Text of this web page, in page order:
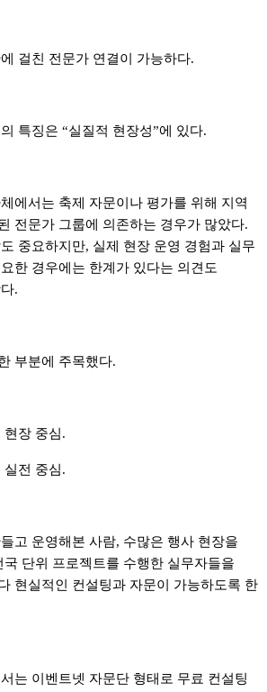
걸친 전문가 연결이 가능하다.
특징은 “실질적 현장성”에 있다.
에서는 축제 자문이나 평가를 위해 지역
전문가 그룹에 의존하는 경우가 많았다.
중요하지만, 실제 현장 운영 경험과 실무
한 경우에는 한계가 있다는 의견도
.
부분에 주목했다.
현장 중심.
실전 중심.
고 운영해본 사람, 수많은 행사 현장을
국 단위 프로젝트를 수행한 실무자들을
현실적인 컨설팅과 자문이 가능하도록 한
는 이벤트넷 자문단 형태로 무료 컨설팅